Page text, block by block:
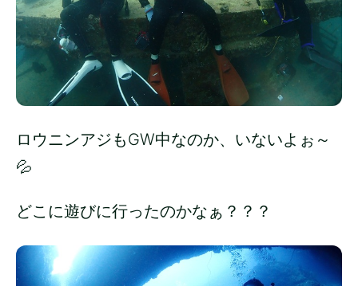
ロウニンアジもGW中なのか、いないよぉ～
💦
どこに遊びに行ったのかなぁ？？？